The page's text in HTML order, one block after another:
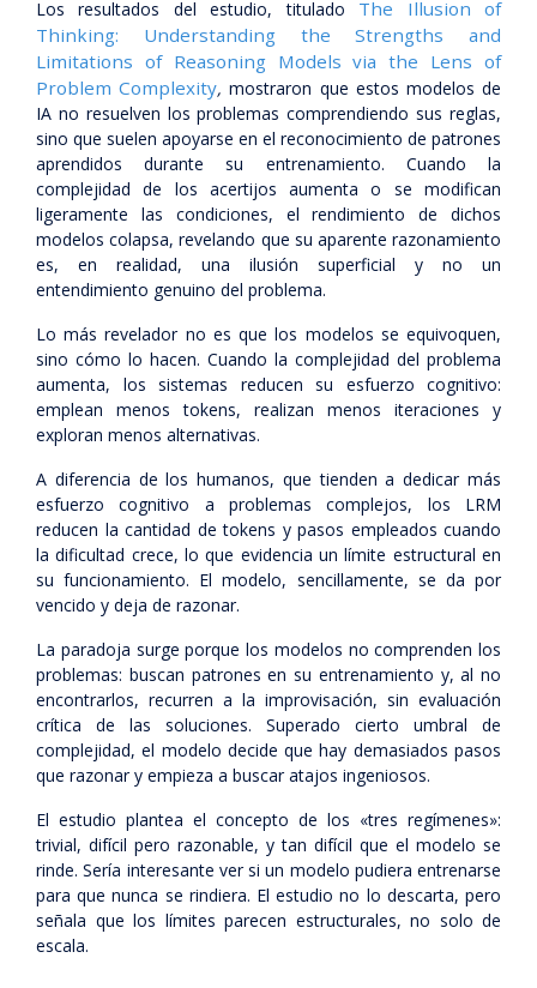
Los resultados del estudio, titulado The Illusion of
Thinking: Understanding the Strengths and
Limitations of Reasoning Models via the Lens of
Problem Complexity, mostraron que estos modelos de
IA no resuelven los problemas comprendiendo sus reglas,
sino que suelen apoyarse en el reconocimiento de patrones
aprendidos durante su entrenamiento. Cuando la
complejidad de los acertijos aumenta o se modifican
ligeramente las condiciones, el rendimiento de dichos
modelos colapsa, revelando que su aparente razonamiento
es, en realidad, una ilusión superficial y no un
entendimiento genuino del problema.
Lo más revelador no es que los modelos se equivoquen,
sino cómo lo hacen. Cuando la complejidad del problema
aumenta, los sistemas reducen su esfuerzo cognitivo:
emplean menos tokens, realizan menos iteraciones y
exploran menos alternativas.
A diferencia de los humanos, que tienden a dedicar más
esfuerzo cognitivo a problemas complejos, los LRM
reducen la cantidad de tokens y pasos empleados cuando
la dificultad crece, lo que evidencia un límite estructural en
su funcionamiento. El modelo, sencillamente, se da por
vencido y deja de razonar.
La paradoja surge porque los modelos no comprenden los
problemas: buscan patrones en su entrenamiento y, al no
encontrarlos, recurren a la improvisación, sin evaluación
crítica de las soluciones. Superado cierto umbral de
complejidad, el modelo decide que hay demasiados pasos
que razonar y empieza a buscar atajos ingeniosos.
El estudio plantea el concepto de los «tres regímenes»:
trivial, difícil pero razonable, y tan difícil que el modelo se
rinde. Sería interesante ver si un modelo pudiera entrenarse
para que nunca se rindiera. El estudio no lo descarta, pero
señala que los límites parecen estructurales, no solo de
escala.